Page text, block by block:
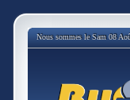
Nous sommes le Sam 08